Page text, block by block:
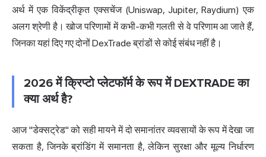
अर्थ में एक विकेंद्रीकृत एक्सचेंज (Uniswap, Jupiter, Raydium) एक
अलग श्रेणी है। खोज परिणामों में कभी-कभी गलती से वे परिणाम आ जाते हैं,
जिनका यहां दिए गए दोनों DexTrade ब्रांडों से कोई संबंध नहीं है।
2026 में क्रिप्टो प्लेटफॉर्म के रूप में DEXTRADE का
क्या अर्थ है?
आज "डेक्सट्रेड" को सही मायने में दो समानांतर व्यवसायों के रूप में देखा जा
सकता है, जिनके ब्रांडिंग में समानता है, लेकिन सुरक्षा और मूल्य निर्धारण